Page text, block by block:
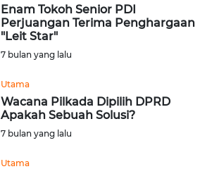
Enam Tokoh Senior PDI
Perjuangan Terima Penghargaan
"Leit Star"
7 bulan yang lalu
Utama
Wacana Pilkada Dipilih DPRD
Apakah Sebuah Solusi?
7 bulan yang lalu
Utama